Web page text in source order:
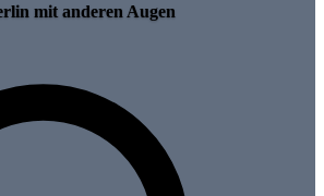
mit anderen Augen